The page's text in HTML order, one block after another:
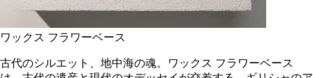
ワックス フラワーベース
古代のシルエット、地中海の魂。ワックス フラワーベース